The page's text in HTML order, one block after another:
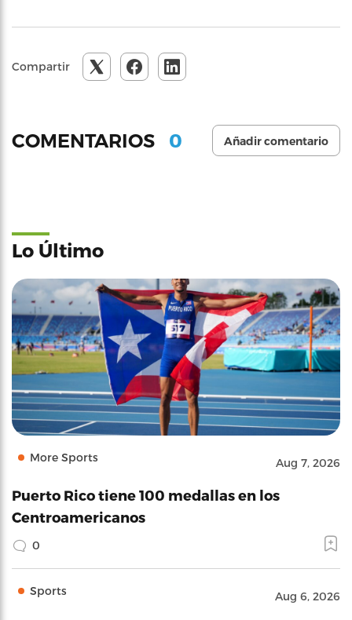
Compartir
COMENTARIOS 0 Añadir comentario
Lo Último
More Sports Aug 7, 2026
Puerto Rico tiene 100 medallas en los
Centroamericanos
0
Sports Aug 6, 2026